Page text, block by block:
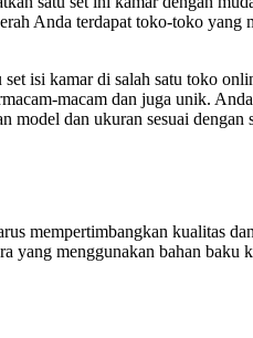
Anda terdapat toko-toko yang
isi kamar di salah satu toko
macam dan juga unik.
model dan ukuran sesuai
mempertimbangkan kualitas
yang menggunakan bahan baku